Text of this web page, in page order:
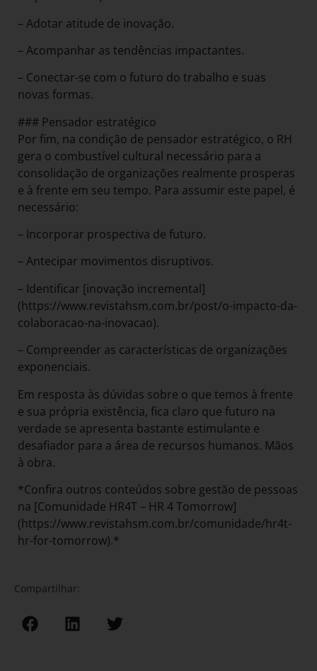
– Adotar atitude de inovação.
– Acompanhar as tendências impactantes.
– Conectar-se com o futuro do trabalho e suas
novas formas.
### Pensador estratégico
Por fim, na condição de pensador estratégico, o RH
gera o combustível cultural necessário para a
consolidação de organizações realmente prosperas
e à frente em seu tempo. Para assumir este papel, é
necessário:
– Incorporar prospectiva de futuro.
– Antecipar movimentos disruptivos.
– Identificar [inovação incremental]
(https://www.revistahsm.com.br/post/o-impacto-da-
colaboracao-na-inovacao).
– Compreender as características de organizações
exponenciais.
Em resposta às dúvidas sobre o que temos à frente
e sua própria existência, fica claro que futuro na
verdade se apresenta bastante estimulante e
desafiador para a área de recursos humanos. Mãos
à obra.
*Confira outros conteúdos sobre gestão de pessoas
na [Comunidade HR4T – HR 4 Tomorrow]
(https://www.revistahsm.com.br/comunidade/hr4t-
hr-for-tomorrow).*
Compartilhar: